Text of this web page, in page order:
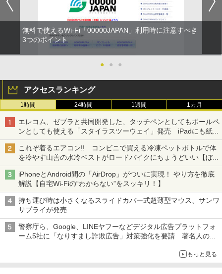
無料で使えるWi-Fi「00000JAPAN」利用時に注意すべき
3つのポイント
● ● ●
アクセスランキング
1時間 24時間 1週間 1カ月
エレコム、ゼブラと共同開発した、タッチペンとしてもボールペ
ンとしても使える「スタイラスツーウェイ」発売 iPadにも紙に
も、持ち替えずに書き込める
これぞ着るエアコン!! コンビニで買える冷凍ペットボトルで体
を冷やす山善の水冷ベストがロードバイクにちょうどいい【ぼっ
ち・ざ・ろーど！その14】【空いた時間でなにしてる？】
iPhoneとAndroid間の「AirDrop」がついに実現！ やり方を徹底
解説【自宅Wi-Fiの“わからない”をスッキリ！】
持ち運び時は小さくなるスライドカバー式超薄型マウス、サンワ
サプライが発売
警察庁ら、Google、LINEヤフーなどデジタル広告プラットフォ
ーム5社に「なりすまし詐欺広告」対策強化を要請 著名人の写
もっと見る